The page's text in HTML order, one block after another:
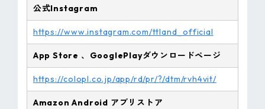
公式Instagram
https://www.instagram.com/ttland_official
App Store 、 GooglePlayダウンロードページ
https://colopl.co.jp/app/rd/pr/?/dtm/rvh4vit/
AmazonAndroid アプリストア